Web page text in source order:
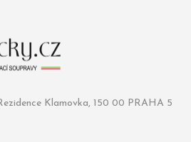
Klamovka, 150 00 PRAHA 5